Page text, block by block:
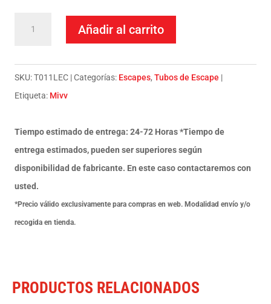
On
Oval
con
tapa
carbono
Triumph
Tiger
800
/
Añadir al carrito
SKU:T011LEC Categorías: Escapes,Tubos de Escape
Etiqueta: Mivv
Tiempo estimado de entrega: 24-72 Horas *Tiempo de
entrega estimados, pueden ser superiores según
disponibilidad de fabricante. En este caso contactaremos con
usted.
*Precio válido exclusivamente para compras en web. Modalidad envío y/o
recogida en tienda.
PRODUCTOS RELACIONADOS